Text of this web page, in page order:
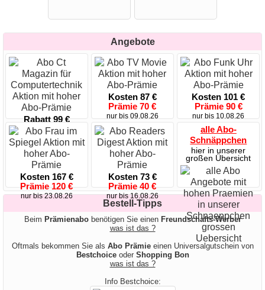
Angebote
Rabatt 99 €
Sie sparen 50%
50% Rabatt
Kosten 87 €
Prämie 70 €
nur bis 09.08.26
Kosten 101 €
Prämie 90 €
nur bis 10.08.26
Kosten 167 €
Prämie 120 €
nur bis 23.08.26
Kosten 73 €
Prämie 40 €
nur bis 16.08.26
alle Abo-
Schnäppchen
hier in unserer
großen Übersicht
Bestell-Tipps
Beim Prämienabobenötigen Sie einen Freundschafts-Werber
was ist das ?
Oftmals bekommen Sie als Abo Prämieeinen Universalgutschein von
Bestchoiceoder Shopping Bon
was ist das ?
Info Bestchoice: